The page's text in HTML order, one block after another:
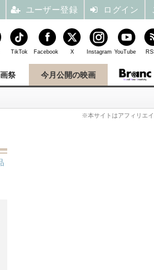
祭 今月公開の映画
※本サイトはアフィリエ
TikTok Facebook X Instagram YouTube
ユーザー登録 ログイン